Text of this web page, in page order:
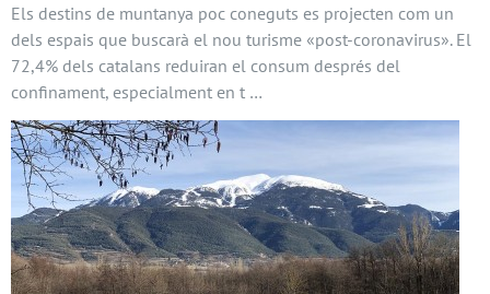
Els destins de muntanya poc coneguts es projecten com un
dels espais que buscarà el nou turisme «post-coronavirus». El
72,4% dels catalans reduiran el consum després del
confinament, especialment en t …